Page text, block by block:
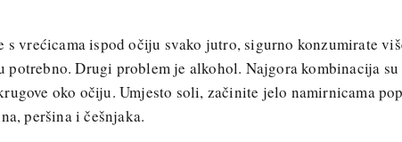
s vrećicama ispod očiju svako jutro, sigurno konzumirate
potrebno. Drugi problem je alkohol. Najgora kombinacija
oko očiju. Umjesto soli, začinite jelo namirnicama
peršina i češnjaka.